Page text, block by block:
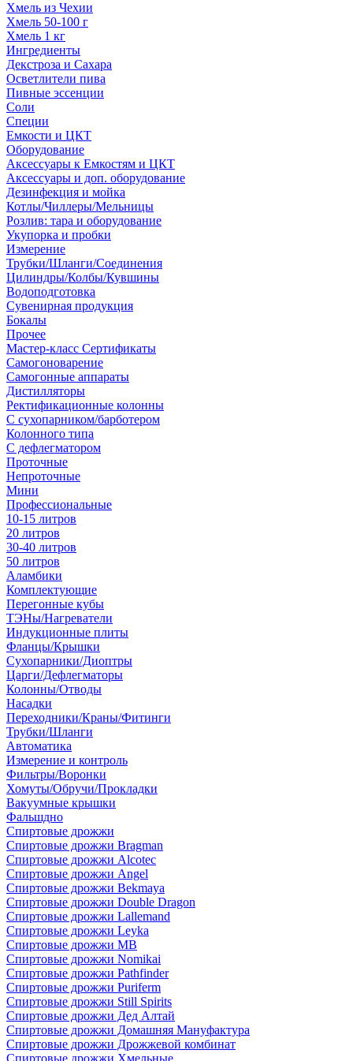
Хмель из Чехии
Хмель 50-100 г
Хмель 1 кг
Ингредиенты
Декстроза и Сахара
Осветлители пива
Пивные эссенции
Соли
Специи
Емкости и ЦКТ
Оборудование
Аксессуары к Емкостям и ЦКТ
Аксессуары и доп. оборудование
Дезинфекция и мойка
Котлы/Чиллеры/Мельницы
Розлив: тара и оборудование
Укупорка и пробки
Измерение
Трубки/Шланги/Соединения
Цилиндры/Колбы/Кувшины
Водоподготовка
Сувенирная продукция
Бокалы
Прочее
Мастер-класс Сертификаты
Самогоноварение
Самогонные аппараты
Дистилляторы
Ректификационные колонны
С сухопарником/барботером
Колонного типа
С дефлегматором
Проточные
Непроточные
Мини
Профессиональные
10-15 литров
20 литров
30-40 литров
50 литров
Аламбики
Комплектующие
Перегонные кубы
ТЭНы/Нагреватели
Индукционные плиты
Фланцы/Крышки
Сухопарники/Диоптры
Царги/Дефлегматоры
Колонны/Отводы
Насадки
Переходники/Краны/Фитинги
Трубки/Шланги
Автоматика
Измерение и контроль
Фильтры/Воронки
Хомуты/Обручи/Прокладки
Вакуумные крышки
Фальшдно
Спиртовые дрожжи
Спиртовые дрожжи Bragman
Спиртовые дрожжи Alcotec
Спиртовые дрожжи Angel
Спиртовые дрожжи Bekmaya
Спиртовые дрожжи Double Dragon
Спиртовые дрожжи Lallemand
Спиртовые дрожжи Leyka
Спиртовые дрожжи MB
Спиртовые дрожжи Nomikai
Спиртовые дрожжи Pathfinder
Спиртовые дрожжи Puriferm
Спиртовые дрожжи Still Spirits
Спиртовые дрожжи Дед Алтай
Спиртовые дрожжи Домашняя Мануфактура
Спиртовые дрожжи Дрожжевой комбинат
Спиртовые дрожжи Хмельные